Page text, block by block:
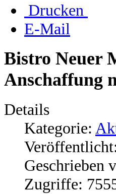
Drucken
E-Mail
Bistro Neuer
Anschaffung
Details
Kategorie:
Geschrieben
Zugriffe: